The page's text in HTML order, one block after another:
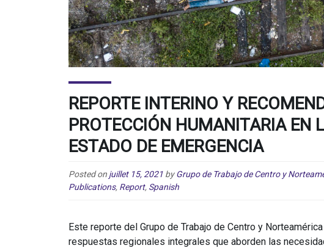
REPORTE INTERINO Y
PROTECCIÓN HUMANITARIA EN
ESTADO DE EMERGENCIA
Posted on juillet 15, 2021 by Grupo de Trabajo de Centro y
Publications, Report, Spanish
Este reporte del Grupo de Trabajo de Centro y
respuestas regionales integrales que aborden las